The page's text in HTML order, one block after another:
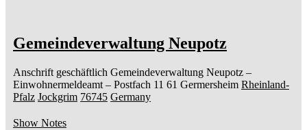
Gemeindeverwaltung Neupotz
Anschrift geschäftlich Gemeindeverwaltung Neupotz –
Einwohnermeldeamt – Postfach 11 61 Germersheim Rheinland-
Pfalz Jockgrim 76745 Germany
Show Notes